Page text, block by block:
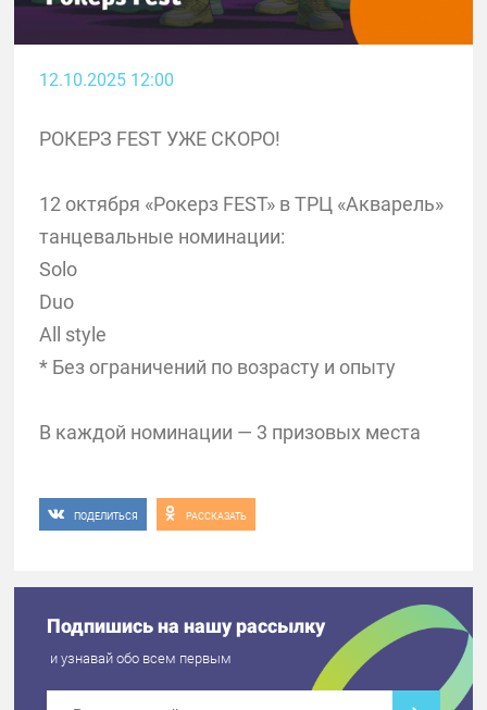
12.10.2025 12:00
РОКЕРЗ FEST УЖЕ СКОРО!
12 октября «Рокерз FEST» в ТРЦ «Акварель»
танцевальные номинации:
Solo
Duo
All style
* Без ограничений по возрасту и опыту
В каждой номинации — 3 призовых места
ПОДЕЛИТЬСЯ РАССКАЗАТЬ
Подпишись на нашу рассылку
и узнавай обо всем первым